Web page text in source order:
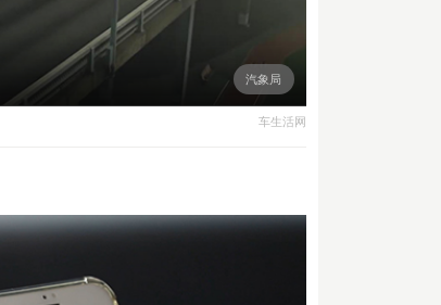
汽象局
车生活网